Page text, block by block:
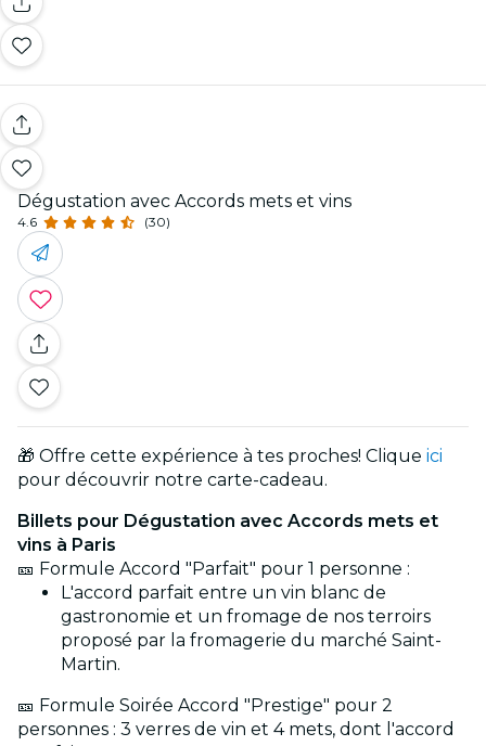
Dégustation avec Accords mets et vins
4.6 (30)
🎁 Offre cette expérience à tes proches! Clique ici
pour découvrir notre carte-cadeau.
Billets pour Dégustation avec Accords mets et
vins à Paris
🎫 Formule Accord "Parfait" pour 1 personne :
L'accord parfait entre un vin blanc de
gastronomie et un fromage de nos terroirs
proposé par la fromagerie du marché Saint-
Martin.
🎫 Formule Soirée Accord "Prestige" pour 2
personnes : 3 verres de vin et 4 mets, dont l'accord